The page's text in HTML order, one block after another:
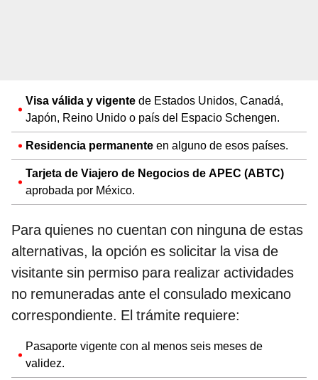
Visa válida y vigente de Estados Unidos, Canadá,
Japón, Reino Unido o país del Espacio Schengen.
Residencia permanente en alguno de esos países.
Tarjeta de Viajero de Negocios de APEC (ABTC)
aprobada por México.
Para quienes no cuentan con ninguna de estas
alternativas, la opción es solicitar la visa de
visitante sin permiso para realizar actividades
no remuneradas ante el consulado mexicano
correspondiente. El trámite requiere:
Pasaporte vigente con al menos seis meses de
validez.